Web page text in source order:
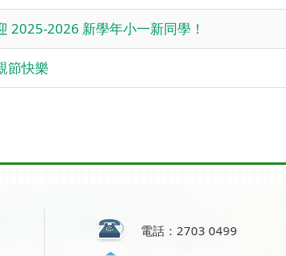
2025-2026 新學年小一新同學！
節快樂
電話：2703 0499